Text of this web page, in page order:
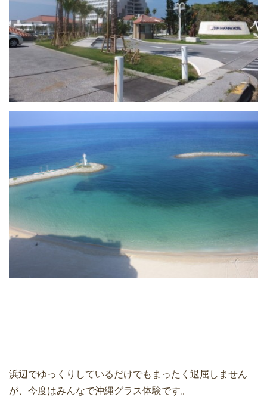
浜辺でゆっくりしているだけでもまったく退屈しません
が、今度はみんなで沖縄グラス体験です。